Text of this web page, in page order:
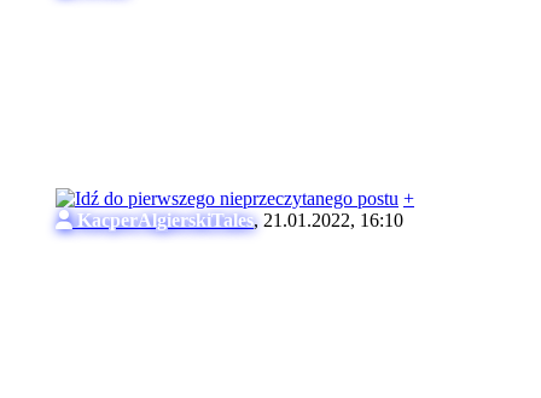
+
KacperAlgierskiTales, 21.01.2022, 16:10